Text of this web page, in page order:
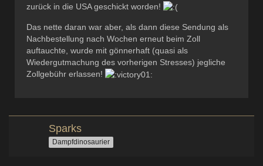
zurück in die USA geschickt worden!
Das nette daran war aber, als dann diese Sendung als
Nachbestellung nach Wochen erneut beim Zoll
auftauchte, wurde mit gönnerhaft (quasi als
Wiedergutmachung des vorherigen Stresses) jegliche
Zollgebühr erlassen!
Sparks
Dampfdinosaurier